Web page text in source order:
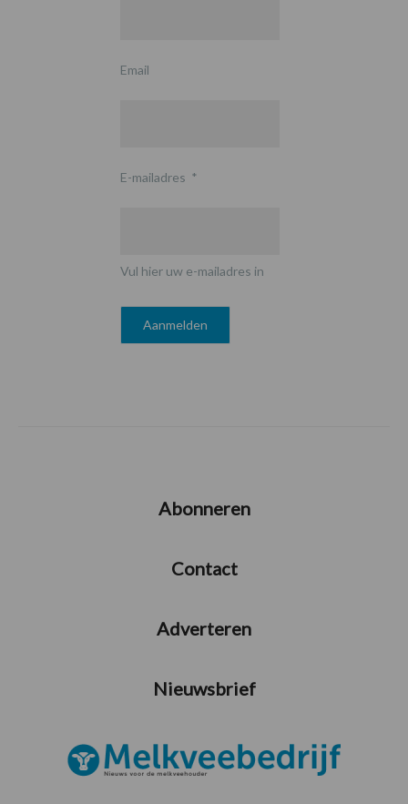
Email
E-mailadres *
Vul hier uw e-mailadres in
Abonneren
Contact
Adverteren
Nieuwsbrief